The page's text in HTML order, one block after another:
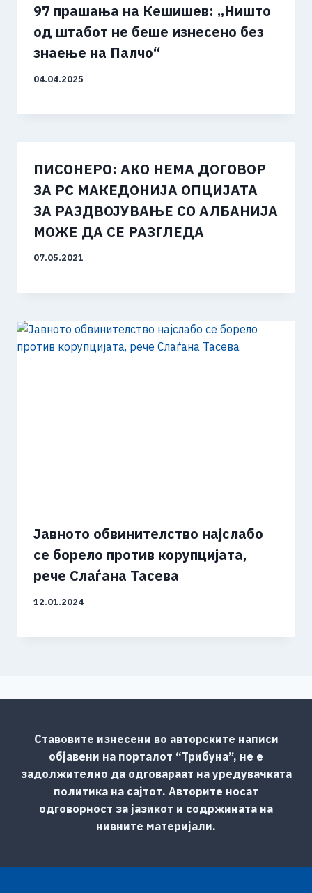
97 прашања на Кешишев: „Ништо
од штабот не беше изнесено без
знаење на Палчо“
04.04.2025
ПИСОНЕРО: АКО НЕМА ДОГОВОР
ЗА РС МАКЕДОНИЈА ОПЦИЈАТА
ЗА РАЗДВОЈУВАЊЕ СО АЛБАНИЈА
МОЖЕ ДА СЕ РАЗГЛЕДА
07.05.2021
Јавното обвинителство најслабо
се борело против корупцијата,
рече Слаѓана Тасева
12.01.2024
Ставовите изнесени во авторските написи
објавени на порталот “Трибуна”, не е
задолжително да одговараат на уредувачката
политика на сајтот. Авторите носат
одговорност за јазикот и содржината на
нивните материјали.